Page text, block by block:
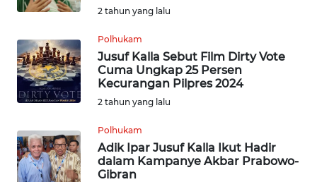
2 tahun yang lalu
Polhukam
Jusuf Kalla Sebut Film Dirty Vote
Cuma Ungkap 25 Persen
Kecurangan Pilpres 2024
2 tahun yang lalu
Polhukam
Adik Ipar Jusuf Kalla Ikut Hadir
dalam Kampanye Akbar Prabowo-
Gibran
WN
KEPULAUAN
SERIBU
WN
TANGERANG